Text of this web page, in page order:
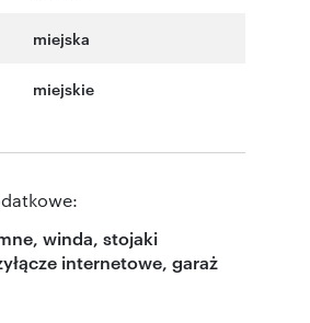
miejska
miejskie
winda, stojaki
internetowe, garaż